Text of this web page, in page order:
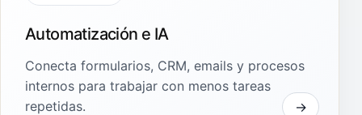
Automatización e IA
Conecta formularios, CRM, emails y procesos
internos para trabajar con menos tareas
repetidas.